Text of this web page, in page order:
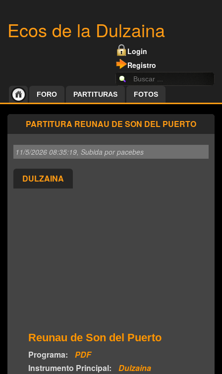
Ecos de la Dulzaina
Login
Registro
FORO PARTITURAS FOTOS
PARTITURA REUNAU DE SON DEL PUERTO
11/5/2026 08:35:19, Subida por pacebes
DULZAINA
Reunau de Son del Puerto
Programa:
PDF
Instrumento Principal:
Dulzaina